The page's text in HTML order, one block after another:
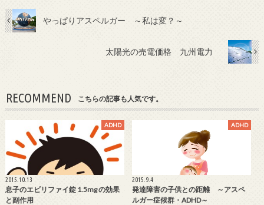
やっぱりアスペルガー ～私は変？～
太陽光の売電価格 九州電力
RECOMMEND こちらの記事も人気です。
ADHD
2015.10.13
息子のエビリファイ錠 1.5mg の効果
と副作用
ADHD
2015.9.4
発達障害の子供との距離 ～アスペ
ルガー症候群・ADHD～